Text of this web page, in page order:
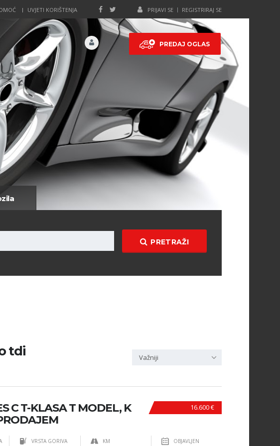
PRIJAVI SE REGISTRIRAJ SE
UVJETI KORIŠTENJA
PREDAJ OGLAS
PRETRAŽI
tdi Važniji
16.600 €
C T-KLASA T MODEL, K
VRSTA GORIVA KM OBJAVLJEN